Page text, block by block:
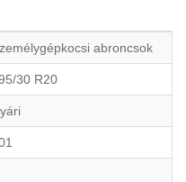
abroncsok
30 R20